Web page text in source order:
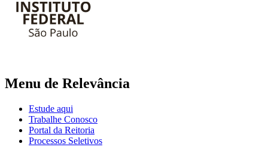
Menu de Relevância
Estude aqui
Trabalhe Conosco
Portal da Reitoria
Processos Seletivos